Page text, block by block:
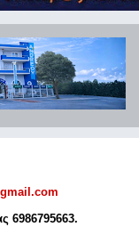
6986795663.